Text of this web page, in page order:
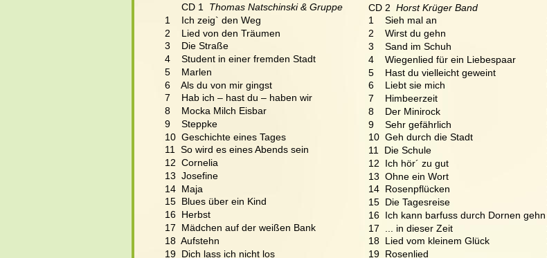
      CD 1
Thomas Natschinski & Gruppe
1    Ich zeig` den Weg
2    Lied von den Träumen
3    Die Straße
4    Student in einer fremden Stadt
5    Marlen
6    Als du von mir gingst
7    Hab ich – hast du – haben wir
8    Mocka Milch Eisbar
9    Steppke
10  Geschichte eines Tages
11  So wird es eines Abends sein
12  Cornelia
13  Josefine
14  Maja
15  Blues über ein Kind
16  Herbst
17  Mädchen auf der weißen Bank
18  Aufstehn
19  Dich lass ich nicht los
CD 2 Horst Krüger Band
1    Sieh mal an
2    Wirst du gehn
3    Sand im Schuh
4    Wiegenlied für ein Liebespaar
5    Hast du vielleicht geweint
6    Liebt sie mich
7    Himbeerzeit
8    Der Minirock
9    Sehr gefährlich
10  Geh durch die Stadt
11  Die Schule
12  Ich hör´ zu gut
13  Ohne ein Wort
14  Rosenpflücken
15  Die Tagesreise
16  Ich kann barfuss durch Dornen gehn
17  ... in dieser Zeit
18  Lied vom kleinem Glück
19  Rosenlied